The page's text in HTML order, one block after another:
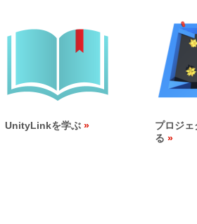
UnityLinkを学ぶ
プロジ
る